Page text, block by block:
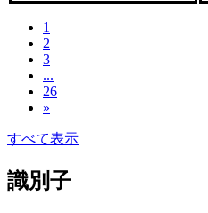
1
2
3
...
26
»
すべて表示
識別子